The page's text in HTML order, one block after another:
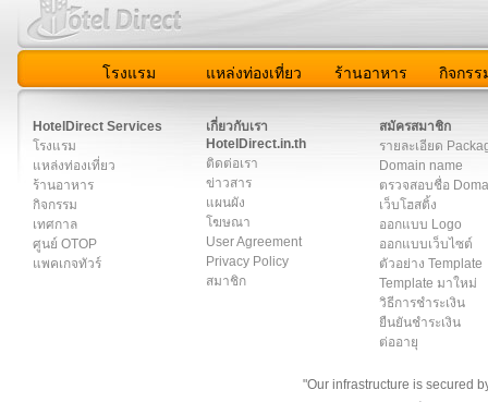
โรงแรม แหล่งท่องเที่ยว ร้านอาหาร กิจกรร
HotelDirect Services
โรงแรม
แหล่งท่องเที่ยว
ร้านอาหาร
กิจกรรม
เทศกาล
ศูนย์ OTOP
แพคเกจทัวร์
เกี่ยวกับเรา
HotelDirect.in.th
ติดต่อเรา
ข่าวสาร
แผนผัง
โฆษณา
User Agreement
Privacy Policy
สมาชิก
สมัครสมาชิก
รายละเอียด
Domain name
ตรวจสอบชื่อ
เว็บโฮสติ้ง
ออกแบบ Logo
ออกแบบเว็บไซต์
ตัวอย่าง Template
Template มาใหม่
วิธีการชำระเงิน
ยืนยันชำระเงิน
ต่ออายุ
"Our infrastructure is secured